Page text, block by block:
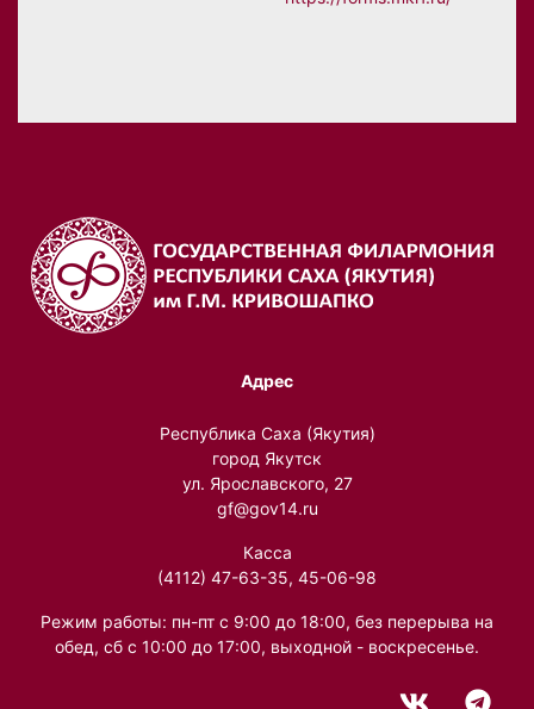
Адрес
Республика Саха (Якутия)
город Якутск
ул. Ярославского, 27
gf@gov14.ru
Касса
(4112) 47-63-35, 45-06-98
Режим работы: пн-пт с 9:00 до 18:00, без перерыва на
обед, сб с 10:00 до 17:00, выходной - воскресенье.